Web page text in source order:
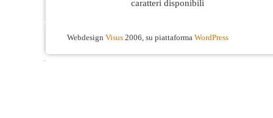
caratteri disponibili
Webdesign Visus 2006, su piattaforma WordPress